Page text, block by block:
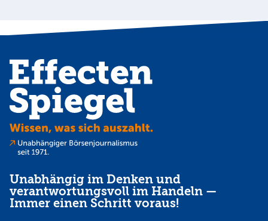
Unabhängig im Denken und
verantwortungsvoll im Handeln —
Immer einen Schritt voraus!